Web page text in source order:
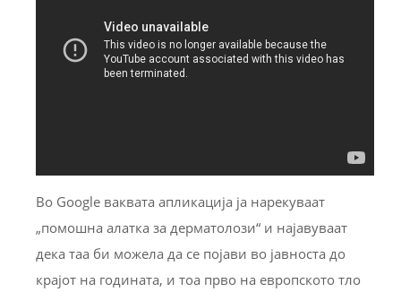
Во Google ваквата апликација ја нарекуваат
„помошна алатка за дерматолози“ и најавуваат
дека таа би можела да се појави во јавноста до
крајот на годината, и тоа прво на европското тло